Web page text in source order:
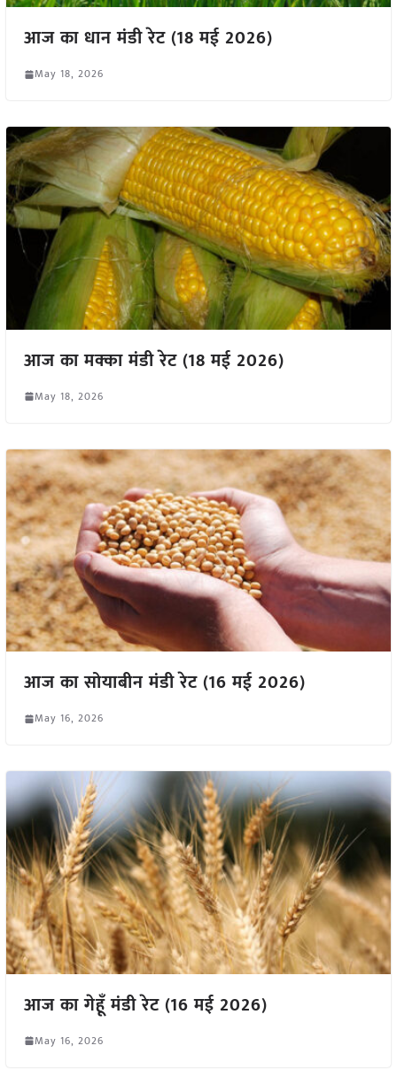
आज का धान मंडी रेट (18 मई 2026)
May 18, 2026
आज का मक्का मंडी रेट (18 मई 2026)
May 18, 2026
आज का सोयाबीन मंडी रेट (16 मई 2026)
May 16, 2026
आज का गेहूँ मंडी रेट (16 मई 2026)
May 16, 2026